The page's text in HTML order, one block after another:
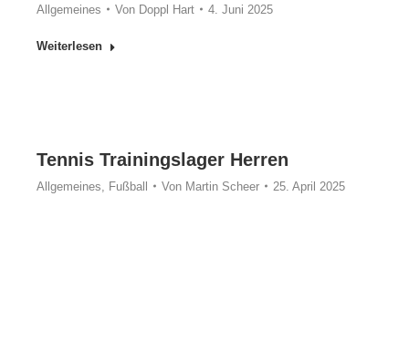
Allgemeines Von Doppl Hart 4. Juni 2025
Weiterlesen
Tennis Trainingslager Herren
Allgemeines Fußball Von Martin Scheer 25. April 2025